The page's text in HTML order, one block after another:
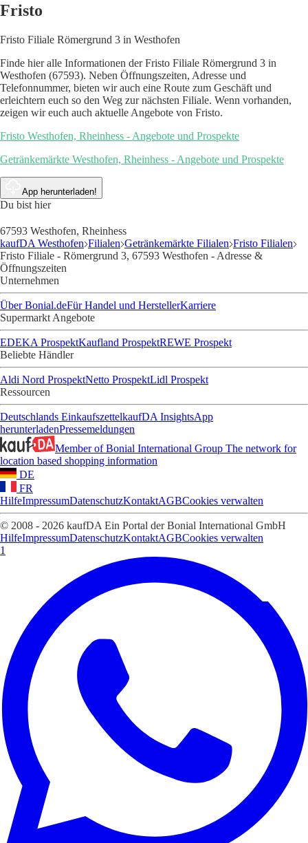
Fristo
Fristo Filiale Römergrund 3 in Westhofen
Finde hier alle Informationen der Fristo Filiale Römergrund 3 in
Westhofen (67593). Neben Öffnungszeiten, Adresse und
Telefonnummer, bieten wir auch eine Route zum Geschäft und
erleichtern euch so den Weg zur nächsten Filiale. Wenn vorhanden,
zeigen wir euch auch aktuelle Angebote von Fristo.
Fristo Westhofen, Rheinhess - Angebote und Prospekte
Getränkemärkte Westhofen, Rheinhess - Angebote und Prospekte
App herunterladen!
Du bist hier
67593 Westhofen, Rheinhess
kaufDA Westhofen Filialen Getränkemärkte Filialen Fristo Filialen
Fristo Filiale - Römergrund 3, 67593 Westhofen - Adresse &
Öffnungszeiten
Unternehmen
Über Bonial.deFür Handel und HerstellerKarriere
Supermarkt Angebote
EDEKA ProspektKaufland ProspektREWE Prospekt
Beliebte Händler
Aldi Nord ProspektNetto ProspektLidl Prospekt
Ressourcen
Deutschlands EinkaufszettelkaufDA InsightsApp
herunterladenPressemeldungen
Member of Bonial International Group The network for
location based shopping information
DE
FR
HilfeImpressumDatenschutzKontaktAGBCookies verwalten
© 2008 - 2026 kaufDA Ein Portal der Bonial International GmbH
HilfeImpressumDatenschutzKontaktAGBCookies verwalten
1